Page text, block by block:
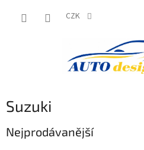
CZK
Suzuki
Nejprodávanější